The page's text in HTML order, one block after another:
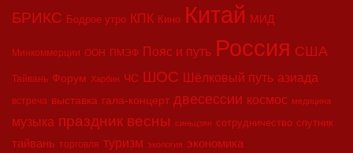
БРИКС Бодрое утро КПК Кино Китай МИД
Минкоммерции ООН ПМЭФ Пояс и путь Россия США
Тайвань Форум Харбин ЧС ШОС Шёлковый путь азиада
встреча выставка гала-концерт двесессии космос медицина
музыка праздник весны синьцзян сотрудничество спутник
тайвань торговля туризм экология экономика